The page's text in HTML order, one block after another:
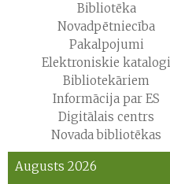
Bibliotēka
Novadpētniecība
Pakalpojumi
Elektroniskie katalogi
Bibliotekāriem
Informācija par ES
Digitālais centrs
Novada bibliotēkas
Augusts 2026